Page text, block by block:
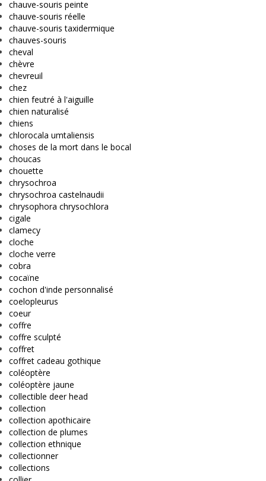
chauve-souris peinte
chauve-souris réelle
chauve-souris taxidermique
chauves-souris
cheval
chèvre
chevreuil
chez
chien feutré à l'aiguille
chien naturalisé
chiens
chlorocala umtaliensis
choses de la mort dans le bocal
choucas
chouette
chrysochroa
chrysochroa castelnaudii
chrysophora chrysochlora
cigale
clamecy
cloche
cloche verre
cobra
cocaïne
cochon d'inde personnalisé
coelopleurus
coeur
coffre
coffre sculpté
coffret
coffret cadeau gothique
coléoptère
coléoptère jaune
collectible deer head
collection
collection apothicaire
collection de plumes
collection ethnique
collectionner
collections